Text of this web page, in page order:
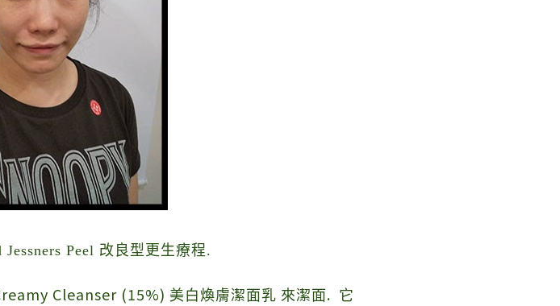
Peel 改良型更生療程.
Cleanser (15%) 美白煥膚潔面乳 來潔面. 它